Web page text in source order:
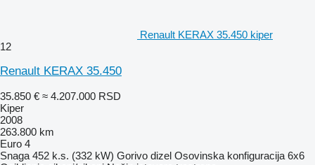
Renault KERAX 35.450 kiper
12
Renault KERAX 35.450
35.850 € ≈ 4.207.000 RSD
Kiper
2008
263.800 km
Euro 4
Snaga 452 k.s. (332 kW) Gorivo dizel Osovinska konfiguracija 6x6